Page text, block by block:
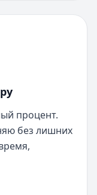
процент.
без лишних